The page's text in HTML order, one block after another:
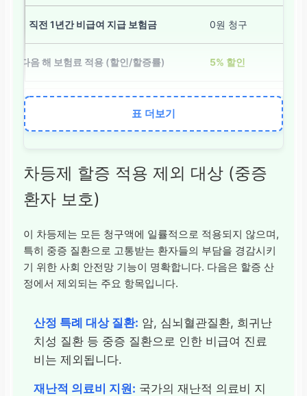
0원 청구
5% 할인
보험료 변동 없음 (유
3등급 (할증)
100만원 이상 ~ 150
4등급 (할증)
150만원 이상 ~ 300
표 더보기
차등제 할증 적용 제외 대상 (중증
환자 보호)
이 차등제는 모든 청구액에 일률적으로 적용되지 않으며,
특히 중증 질환으로 고통받는 환자들의 부담을 경감시키
기 위한 사회 안전망 기능이 명확합니다. 다음은 할증 산
정에서 제외되는 주요 항목입니다.
산정 특례 대상 질환: 암, 심뇌혈관질환, 희귀난
치성 질환 등 중증 질환으로 인한 비급여 진료
비는 제외됩니다.
재난적 의료비 지원: 국가의 재난적 의료비 지